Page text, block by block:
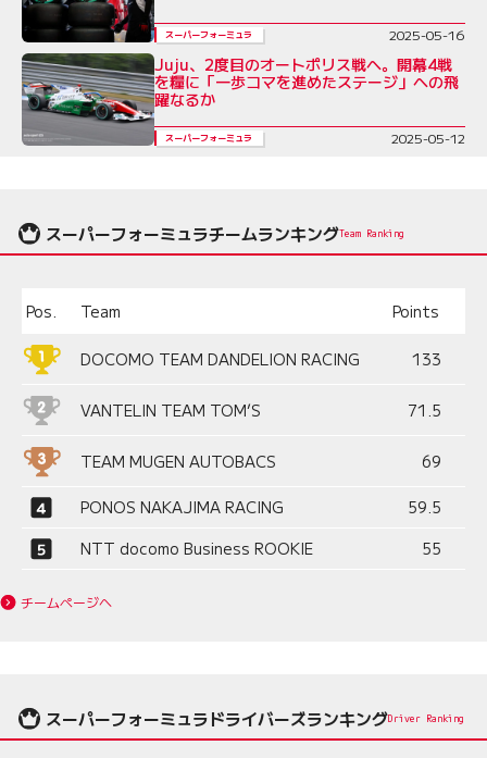
スーパーフォーミュラ 2025-05-16
Juju、2度目のオートポリス戦へ。開幕4戦
を糧に「一歩コマを進めたステージ」への飛
躍なるか
スーパーフォーミュラ 2025-05-12
スーパーフォーミュラチームランキングTeam Ranking
Pos. Team Points
DOCOMO TEAM DANDELION RACING 133
VANTELIN TEAM TOM’S 71.5
TEAM MUGEN AUTOBACS 69
PONOS NAKAJIMA RACING
59.5
NTT docomo Business ROOKIE
55
チームページへ
スーパーフォーミュラドライバーズランキングDriver Ranking